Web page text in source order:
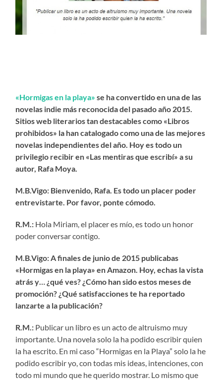
«Hormigas en la playa» se ha convertido en una de las
novelas indie más reconocida del pasado año 2015.
Sitios web literarios tan destacables como «Libros
prohibidos» la han catalogado como una de las mejores
novelas independientes del año. Hoy es todo un
privilegio recibir en «Las mentiras que escribí» a su
autor, Rafa Moya.
M.B.Vigo: Bienvenido, Rafa. Es todo un placer poder
entrevistarte. Por favor, ponte cómodo.
R.M.: Hola Miriam, el placer es mío, es todo un honor
poder conversar contigo.
M.B.Vigo: A finales de junio de 2015 publicabas
«Hormigas en la playa» en Amazon. Hoy, echas la vista
atrás y… ¿qué ves? ¿Cómo han sido estos meses de
promoción? ¿Qué satisfacciones te ha reportado
lanzarte a la publicación?
R.M.: Publicar un libro es un acto de altruismo muy
importante. Una novela solo la ha podido escribir quien
la ha escrito. En mi caso “Hormigas en la Playa” solo la he
podido escribir yo, con todas mis ideas, intenciones, con
todo mi mundo que he querido mostrar. Lo mismo que